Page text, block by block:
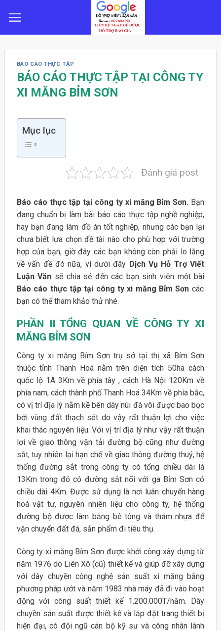
BÁO CÁO THỰC TẬP
BÁO CÁO THỰC TẬP TẠI CÔNG TY
XI MĂNG BỈM SƠN
Mục lục
Đánh giá post
Báo cáo thực tập tại công ty xi măng Bỉm Sơn. Bạn
đang chuẩn bị làm bài báo cáo thực tập nghề nghiệp,
hay bạn đang làm đồ án tốt nghiệp, nhưng các bạn lại
chưa biết lựa chọn đề tài nào cho phù hợp với trường
hợp của bạn, giờ đây các bạn không còn phải lo lắng
về vấn đề đó nữa, vì dưới đây Dịch Vụ Hỗ Trợ Viết
Luận Văn sẽ chia sẻ đến các bạn sinh viên một bài
Báo cáo thực tập tại công ty xi măng Bỉm Sơn các
bạn có thể tham khảo thử nhé.
PHẦN II TỔNG QUAN VỀ CÔNG TY XI
MĂNG BỈM SƠN
Công ty xi măng Bỉm Sơn trụ sở tại thị xã Bỉm Sơn
thuộc tỉnh Thanh Hoá nằm trên diện tích 50ha cách
quốc lộ 1A 3Km về phía tây , cách Hà Nội 120Km về
phía nam, cách thành phố Thanh Hoá 34Km về phía bắc,
có vị trí địa lý nằm kề bên dãy núi đá vôi được bao bọc
bởi vùng đất thạch sét do vậy rất thuận lợi cho việc
khai thác nguyên liệu. Với vị trí địa lý như vậy rất thuận
lợi về giao thông vận tải đường bộ cũng như đường
sắt, tuy nhiên lại hạn chế về giao thông đường thuỷ, hệ
thống đường sắt trong công ty có tổng chiều dài là
13Km trong đó có đường sắt nối với ga Bỉm Sơn có
chiều dài 4Km. Được sử dụng là nơi luân chuyển hàng
hoá vật tư, nguyên nhiên liệu cho công ty, hệ thống
đường bộ được làm bằng bê tông và thảm nhựa để
vận chuyển đất đá, sản phẩm đi tiêu thụ.
Công ty xi măng Bỉm Sơn được khởi công xây dựng từ
năm 1976 do Liên Xô (cũ) thiết kế và giúp đỡ xây dựng
với dây chuyền công nghệ sản suất xi măng bằng
phương pháp ướt và năm 1983 nhà máy đã đi vào hoạt
động với công suất thiết kế 1.200.000T/năm. Dây
chuyền sản suất được thiết kế và lắp đặt trang thiết bị
hiện đại, có đội ngũ cán bộ kỹ sư và công nhân lành